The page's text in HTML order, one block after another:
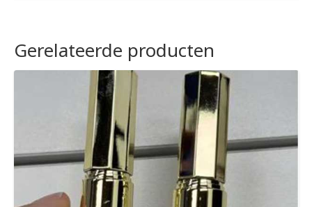
Gerelateerde producten